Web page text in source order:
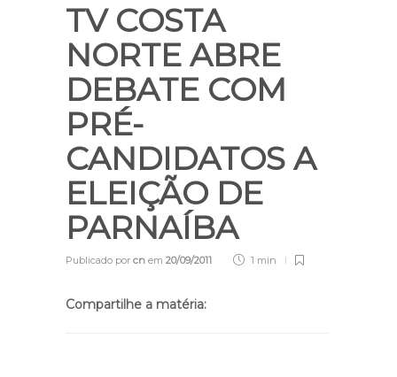
TV COSTA
NORTE ABRE
DEBATE COM
PRÉ-
CANDIDATOS A
ELEIÇÃO DE
PARNAÍBA
Publicado por cn em 20/09/2011 1 min
Compartilhe a matéria: